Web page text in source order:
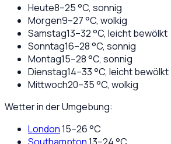
Heute8–25°C, sonnig
Morgen9–27°C, wolkig
Samstag13–32°C, leicht bewölkt
Sonntag16–28°C, sonnig
Montag15–28°C, sonnig
Dienstag14–33°C, leicht bewölkt
Mittwoch20–35°C, wolkig
Wetter in der Umgebung:
London15–26°C
Southampton13–24°C